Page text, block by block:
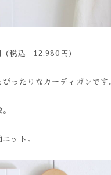
(税込 12,980円)
ぴったりなカーディガンです
ット。